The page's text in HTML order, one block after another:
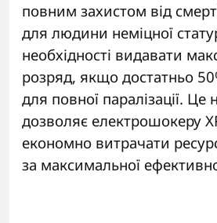
повним захистом від
для людини неміцної
необхідності видавати
розряд, якщо достатньо
для повної паралізації.
дозволяє електрошокеру
економно витрачати
за максимальної